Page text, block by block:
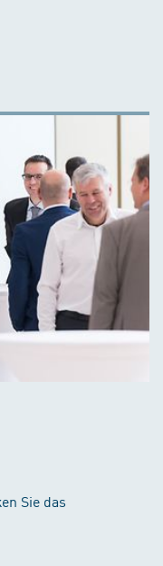
Sie das